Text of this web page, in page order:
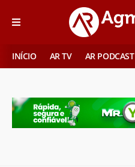
INÍCIO AR TV AR PODCAST